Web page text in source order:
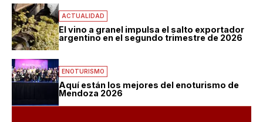
ACTUALIDAD
El vino a granel impulsa el salto exportador
argentino en el segundo trimestre de 2026
ENOTURISMO
Aquí están los mejores del enoturismo de
Mendoza 2026